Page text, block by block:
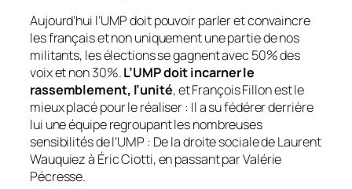
Aujourd’hui l’UMP doit pouvoir parler et convaincre
les français et non uniquement une partie de nos
militants, les élections se gagnent avec 50% des
voix et non 30%.L’UMP doit incarner le
rassemblement, l’unité, et François Fillon est le
mieux placé pour le réaliser : Il a su fédérer derrière
lui une équipe regroupant les nombreuses
sensibilités de l’UMP : De la droite sociale de Laurent
Wauquiez à Éric Ciotti, en passant par Valérie
Pécresse.